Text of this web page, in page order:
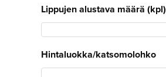
Lippujen alustava määrä (kpl)
Hintaluokka/katsomolohko